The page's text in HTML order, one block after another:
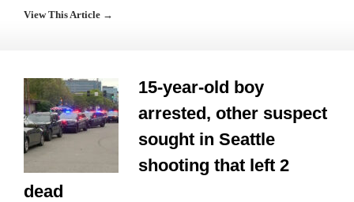
View This Article →
15-year-old boy
arrested, other suspect
sought in Seattle
shooting that left 2
dead